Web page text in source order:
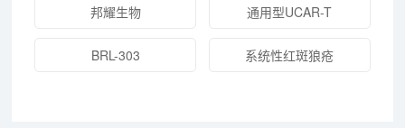
邦耀生物 通用型UCAR-T
BRL-303 系统性红斑狼疮